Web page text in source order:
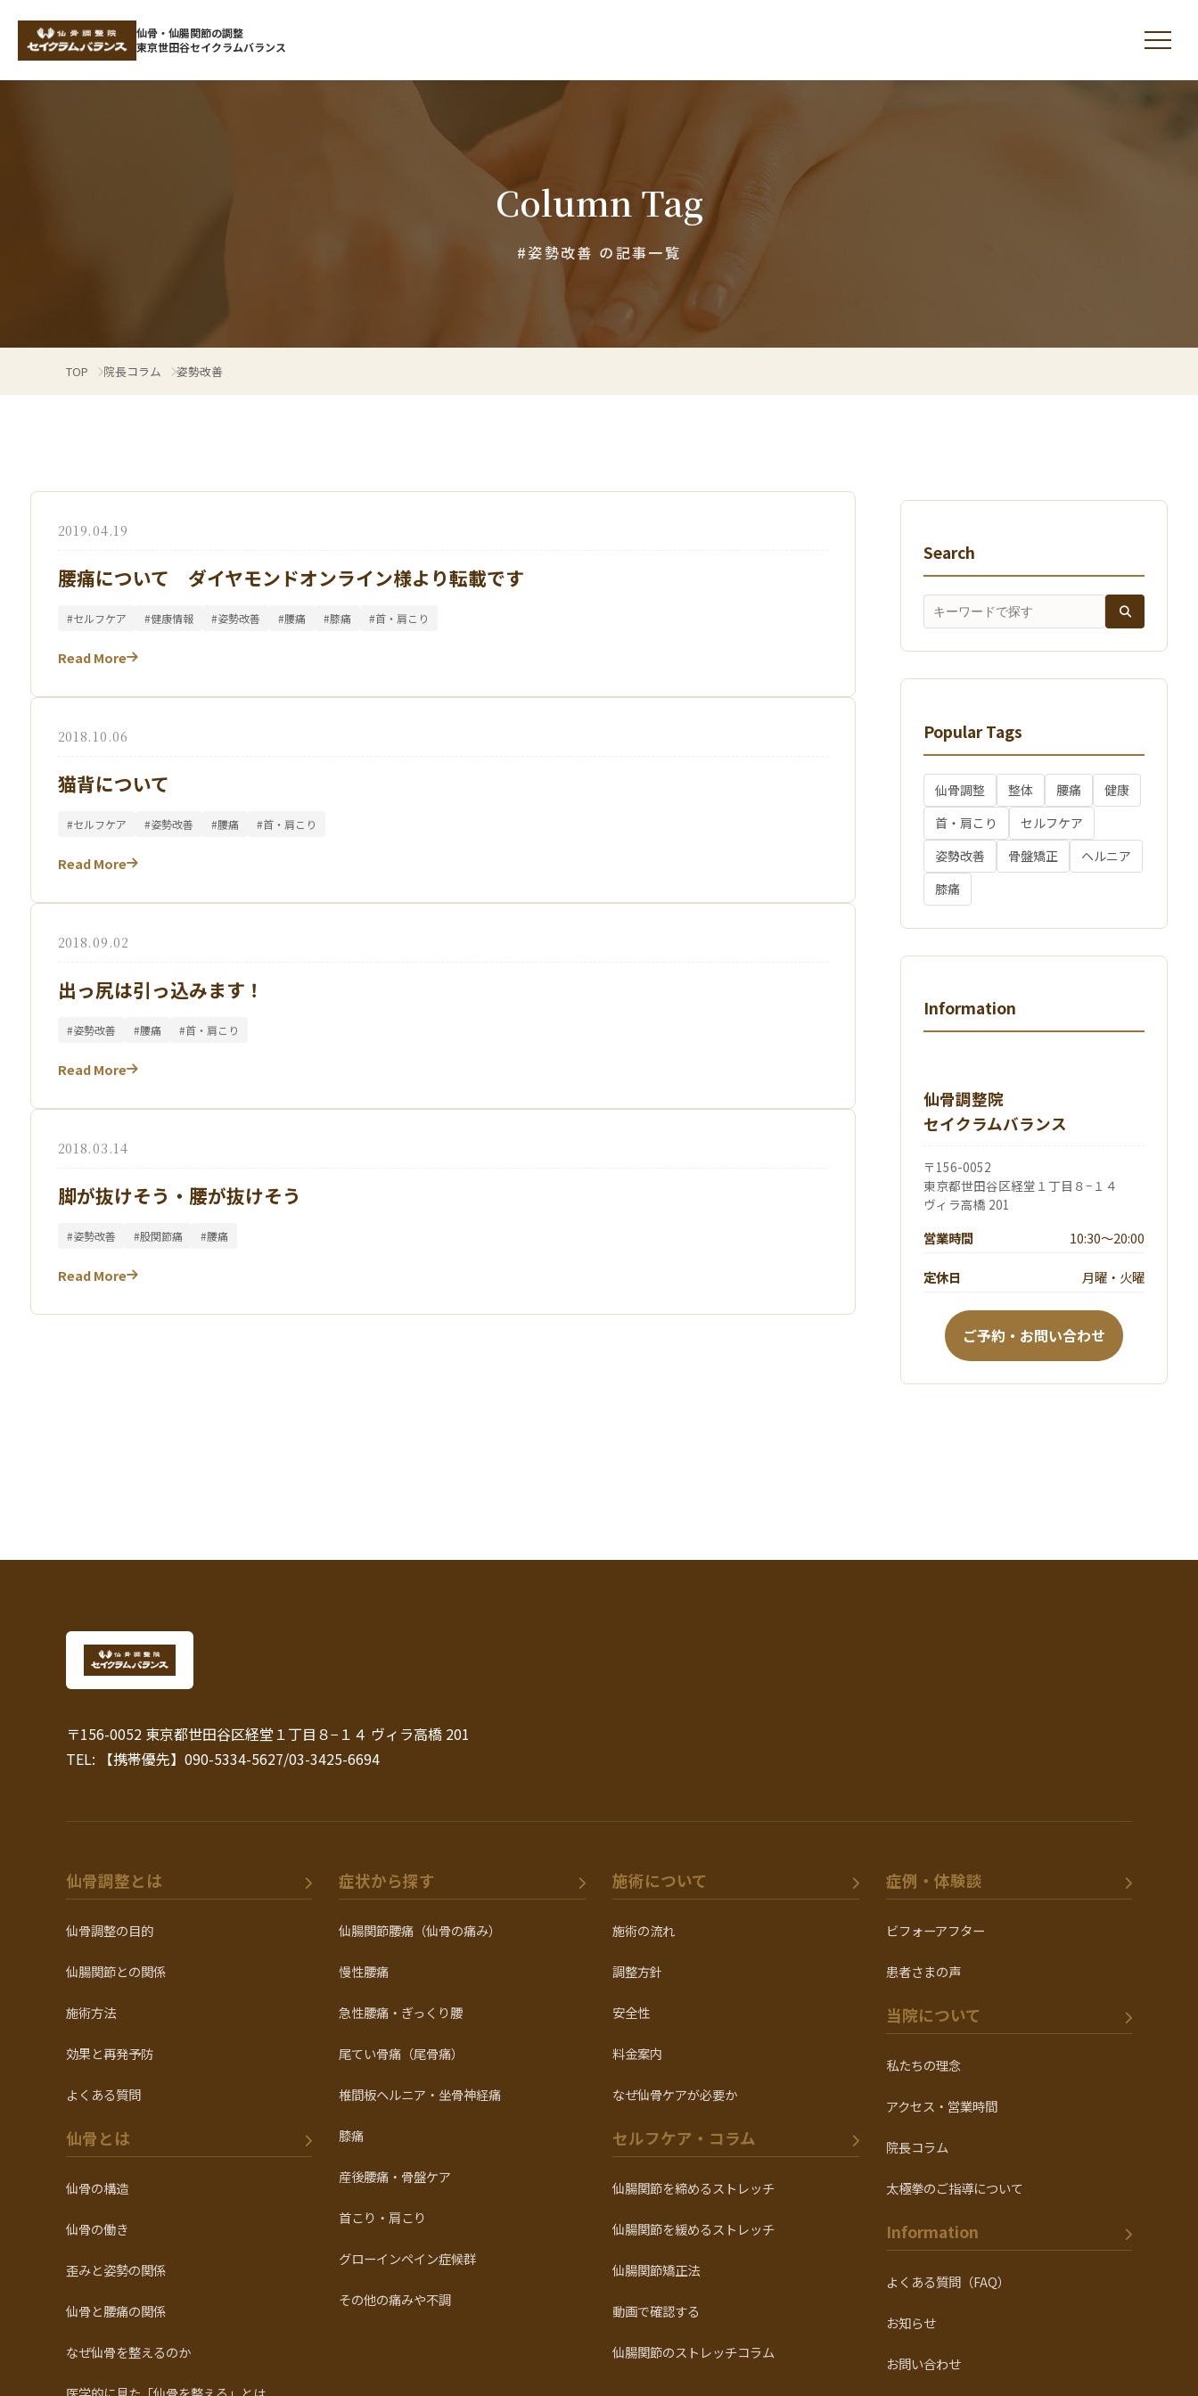
仙骨・仙腸関節の調整
東京世田谷セイクラムバランス
仙骨調整とは
施術について
当院について
Column Tag
#姿勢改善 の記事一覧
TOP 院長コラム 姿勢改善
2019.04.19
腰痛について ダイヤモンドオンライン様より転載です
#セルフケア #健康情報 #姿勢改善 #腰痛 #膝痛 #首・肩こり
Read More
2018.10.06
猫背について
#セルフケア #姿勢改善 #腰痛 #首・肩こり
Read More
2018.09.02
出っ尻は引っ込みます！
#姿勢改善 #腰痛 #首・肩こり
Read More
2018.03.14
脚が抜けそう・腰が抜けそう
#姿勢改善 #股関節痛 #腰痛
Read More
Search
Popular Tags
仙骨調整 整体 腰痛
健康
首・肩こり
セルフケア
姿勢改善
骨盤矯正
ヘルニア
膝痛
Information
仙骨調整院
セイクラムバランス
〒156-0052
東京都世田谷区経堂１丁目８−１４
ヴィラ高橋 201
営業時間 10:30～20:00
定休日 月曜・火曜
ご予約・お問い合わせ
〒156-0052 東京都世田谷区経堂１丁目８−１４ ヴィラ高橋 201
TEL: 【携帯優先】090-5334-5627/03-3425-6694
仙骨調整とは
仙骨調整の目的
仙腸関節との関係
施術方法
効果と再発予防
よくある質問
仙骨とは
仙骨の構造
仙骨の働き
歪みと姿勢の関係
仙骨と腰痛の関係
なぜ仙骨を整えるのか
症状から探す
仙腸関節腰痛（仙骨の痛み）
慢性腰痛
急性腰痛・ぎっくり腰
尾てい骨痛（尾骨痛）
椎間板ヘルニア・坐骨神経痛
膝痛
産後腰痛・骨盤ケア
首こり・肩こり
グローインペイン症候群
その他の痛みや不調
施術について
施術の流れ
調整方針
安全性
料金案内
なぜ仙骨ケアが必要か
セルフケア・コラム
仙腸関節を締めるストレッチ
仙腸関節を緩めるストレッチ
仙腸関節矯正法
動画で確認する
仙腸関節のストレッチコラム
症例・体験談
ビフォーアフター
患者さまの声
当院について
私たちの理念
アクセス・営業時間
院長コラム
太極拳のご指導について
Information
よくある質問（FAQ）
お知らせ
お問い合わせ